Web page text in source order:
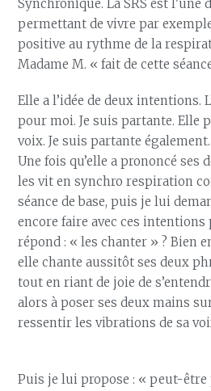
Synchronique. La SRS est l’une
permettant de vivre par
positive au rythme de la
Madame M. « fait de cette
Elle a l’idée de deux intentions.
pour moi. Je suis partante. Elle
voix. Je suis partante également.
Une fois qu’elle a prononcé ses
les vit en synchro respiration
séance de base, puis je lui
encore faire avec ces intentions
répond : « les chanter » ? Bien
elle chante aussitôt ses deux
tout en riant de joie de
alors à poser ses deux mains
ressentir les vibrations de sa
Puis je lui propose : « peut-